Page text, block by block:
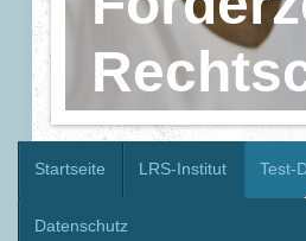
Startseite LRS-Institut Test-
Datenschutz